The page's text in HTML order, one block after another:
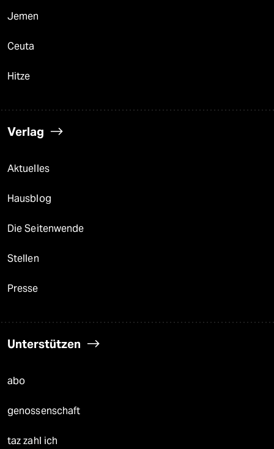
Jemen
Ceuta
Hitze
Verlag
Aktuelles
Hausblog
Die Seitenwende
Stellen
Presse
Unterstützen
abo
genossenschaft
taz zahl ich